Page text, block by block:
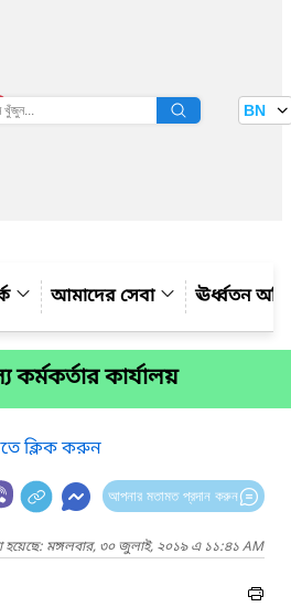
তথ্য বাতায়ন BN
আমাদের সেবা ঊর্ধ্বতন
কার্যালয়
ক্লিক করুন
আপনার মতামত প্রদান করুন
হয়েছে: মঙ্গলবার, ৩০ জুলাই, ২০১৯ এ ১১:৪১ AM